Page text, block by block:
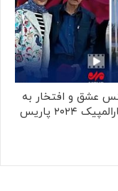
عشق و افتخار به
۲۰۲۴ پاریس